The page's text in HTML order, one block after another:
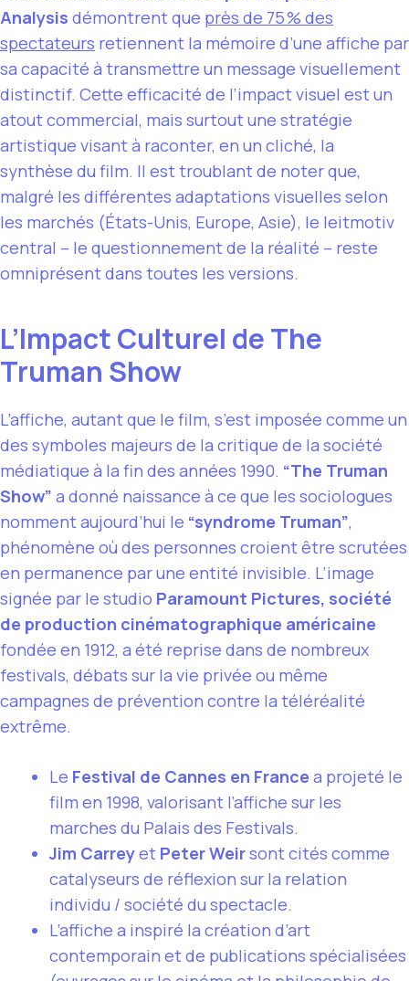
Analysis démontrent que près de 75 % des
spectateurs retiennent la mémoire d’une affiche par
sa capacité à transmettre un message visuellement
distinctif. Cette efficacité de l’impact visuel est un
atout commercial, mais surtout une stratégie
artistique visant à raconter, en un cliché, la
synthèse du film. Il est troublant de noter que,
malgré les différentes adaptations visuelles selon
les marchés (États-Unis, Europe, Asie), le leitmotiv
central – le questionnement de la réalité – reste
omniprésent dans toutes les versions.
L’Impact Culturel de The
Truman Show
L’affiche, autant que le film, s’est imposée comme un
des symboles majeurs de la critique de la société
médiatique à la fin des années 1990. “The Truman
Show” a donné naissance à ce que les sociologues
nomment aujourd’hui le “syndrome Truman”,
phénomène où des personnes croient être scrutées
en permanence par une entité invisible. L’image
signée par le studio Paramount Pictures, société
de production cinématographique américaine
fondée en 1912, a été reprise dans de nombreux
festivals, débats sur la vie privée ou même
campagnes de prévention contre la téléréalité
extrême.
Le Festival de Cannes en France a projeté le
film en 1998, valorisant l’affiche sur les
marches du Palais des Festivals.
Jim Carreyet Peter Weirsont cités comme
catalyseurs de réflexion sur la relation
individu / société du spectacle.
L’affiche a inspiré la création d’art
contemporain et de publications spécialisées